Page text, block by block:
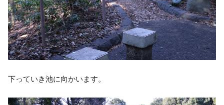
下っていき池に向かいます。